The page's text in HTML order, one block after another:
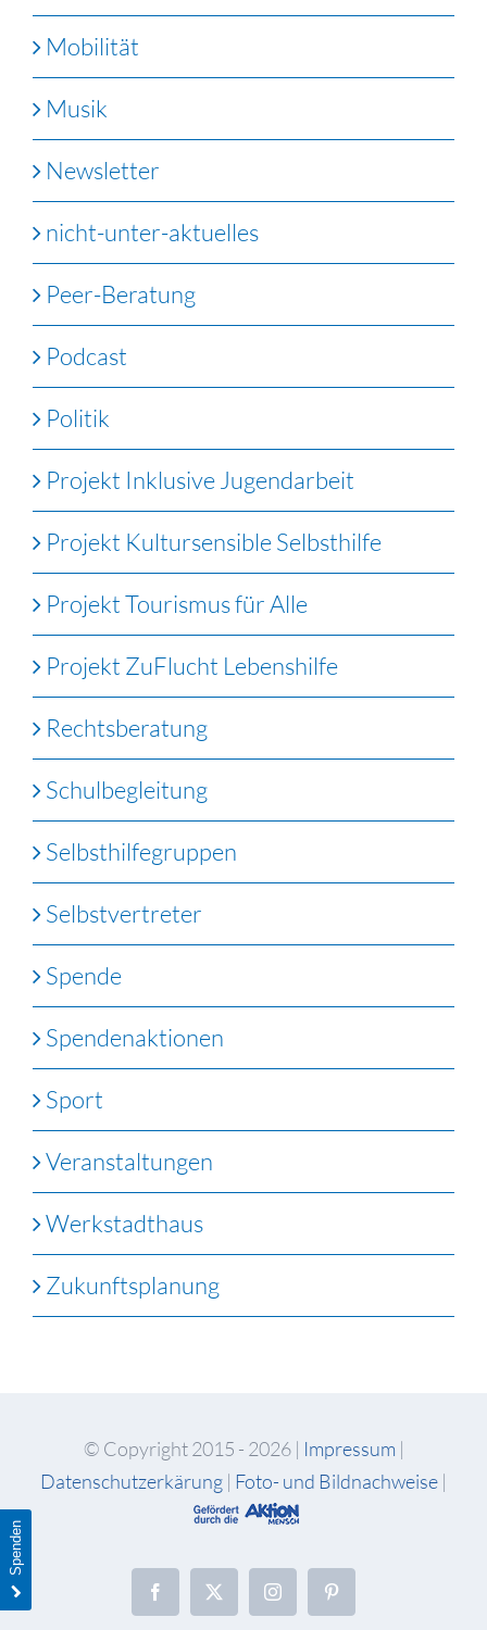
Mobilität
Musik
Newsletter
nicht-unter-aktuelles
Peer-Beratung
Podcast
Politik
Projekt Inklusive Jugendarbeit
Projekt Kultursensible Selbsthilfe
Projekt Tourismus für Alle
Projekt ZuFlucht Lebenshilfe
Rechtsberatung
Schulbegleitung
Selbsthilfegruppen
Selbstvertreter
Spende
Spendenaktionen
Sport
Veranstaltungen
Werkstadthaus
Zukunftsplanung
© Copyright 2015 - 2026 | Impressum |
Datenschutzerkärung | Foto- und Bildnachweise |
Facebook
X InstagramPinterest
Spenden